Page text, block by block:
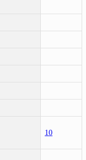
10